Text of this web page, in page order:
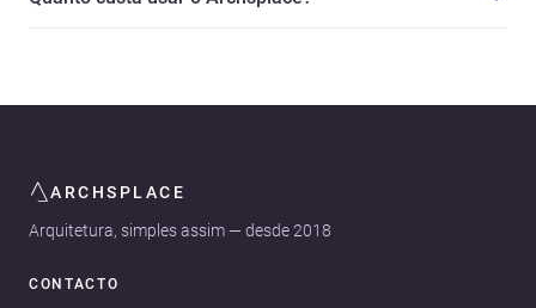
ARCHSPLACE
Arquitetura, simples assim — desde 2018
CONTACTO